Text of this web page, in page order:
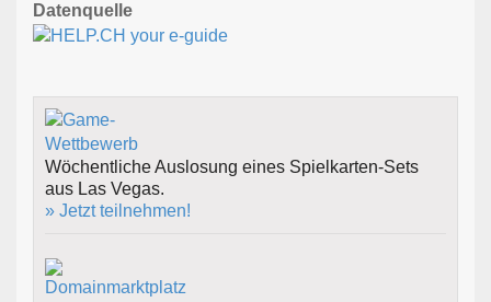
Datenquelle
Wöchentliche Auslosung eines Spielkarten-Sets
aus Las Vegas.
» Jetzt teilnehmen!